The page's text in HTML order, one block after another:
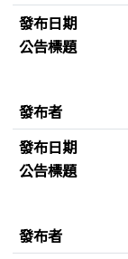
發布日期
公告標題
發布者
發布日期
公告標題
發布者